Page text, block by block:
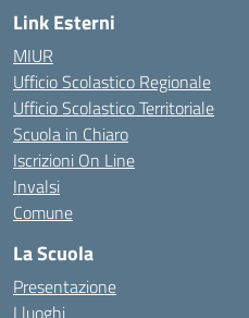
Link Esterni
MIUR
Ufficio Scolastico Regionale
Ufficio Scolastico Territoriale
Scuola in Chiaro
Iscrizioni On Line
Invalsi
Comune
La Scuola
Presentazione
I luoghi